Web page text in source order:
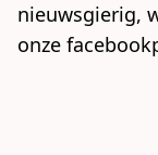
nieuwsgierig,
onze